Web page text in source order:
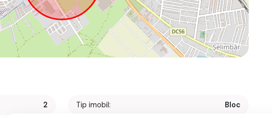
2 Tip imobil: Bloc